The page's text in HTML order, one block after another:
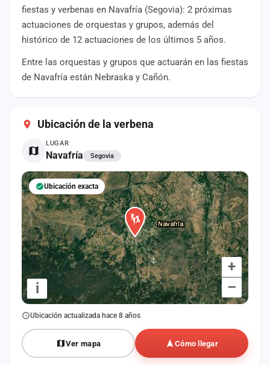
fiestas y verbenas en Navafría (Segovia): 2 próximas
actuaciones de orquestas y grupos, además del
histórico de 12 actuaciones de los últimos 5 años.
Entre las orquestas y grupos que actuarán en las fiestas
de Navafría están Nebraska y Cañón.
Ubicación de la verbena
LUGAR
Navafría Segovia
+
–
i
Ubicación exacta
Ubicación actualizada hace 8 años
Ver mapa Cómo llegar
Anuncios
Iniciar
sesión
Administración
Contacto